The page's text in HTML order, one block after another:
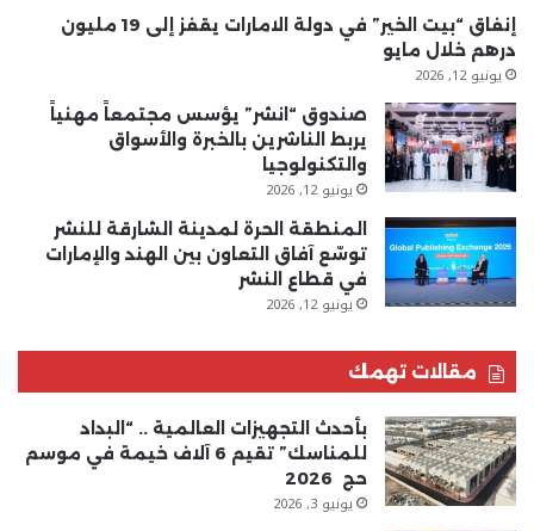
إنفاق “بيت الخير” في دولة الامارات يقفز إلى 19 مليون
درهم خلال مايو
يونيو 12, 2026
صندوق “انشر” يؤسس مجتمعاً مهنياً
يربط الناشرين بالخبرة والأسواق
والتكنولوجيا
يونيو 12, 2026
المنطقة الحرة لمدينة الشارقة للنشر
توسّع آفاق التعاون بين الهند والإمارات
في قطاع النشر
يونيو 12, 2026
مقالات تهمك
بأحدث التجهيزات العالمية .. “البداد
للمناسك” تقيم 6 آلاف خيمة في موسم
حج 2026
يونيو 3, 2026